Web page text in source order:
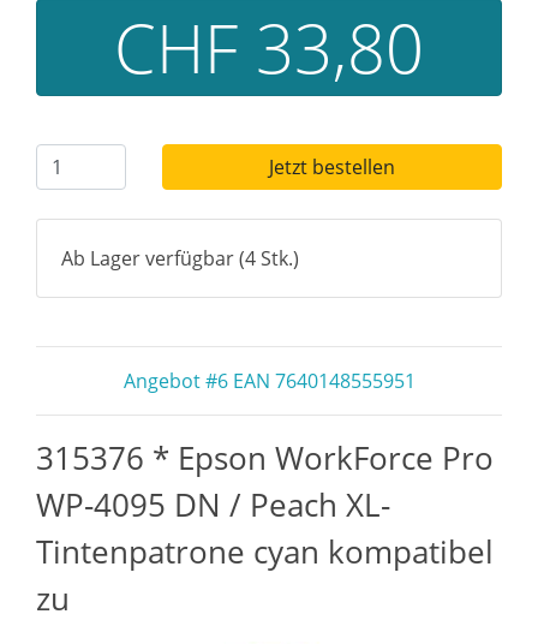
CHF 33,80
Jetzt bestellen
Ab Lager verfügbar (4 Stk.)
Angebot #6 EAN 7640148555951
315376 * Epson WorkForce Pro
WP-4095 DN / Peach XL-
Tintenpatrone cyan kompatibel
zu